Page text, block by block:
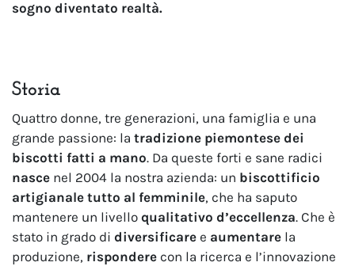
sogno diventato realtà.
Storia
Quattro donne, tre generazioni, una famiglia e una
grande passione: la tradizione piemontese dei
biscotti fatti a mano. Da queste forti e sane radici
nasce nel 2004 la nostra azienda: un biscottificio
artigianale tutto al femminile, che ha saputo
mantenere un livello qualitativo d’eccellenza. Che è
stato in grado di diversificare e aumentare la
produzione, rispondere con la ricerca e l’innovazione